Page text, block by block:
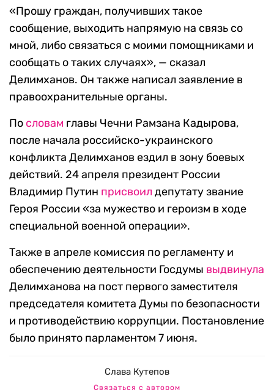
«Прошу граждан, получивших такое
сообщение, выходить напрямую на связь со
мной, либо связаться с моими помощниками и
сообщать о таких случаях», — сказал
Делимханов. Он также написал заявление в
правоохранительные органы.
По словам главы Чечни Рамзана Кадырова,
после начала российско-украинского
конфликта Делимханов ездил в зону боевых
действий. 24 апреля президент России
Владимир Путин присвоил депутату звание
Героя России «за мужество и героизм в ходе
специальной военной операции».
Также в апреле комиссия по регламенту и
обеспечению деятельности Госдумы выдвинула
Делимханова на пост первого заместителя
председателя комитета Думы по безопасности
и противодействию коррупции. Постановление
было принято парламентом 7 июня.
Слава Кутепов
Связаться с автором